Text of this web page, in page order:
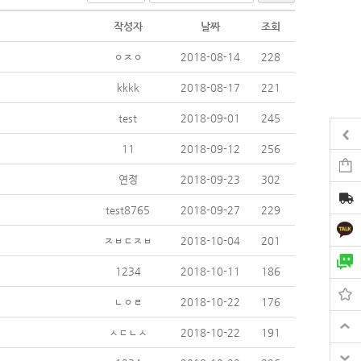
작성자 날짜 조회
ㅇㅈㅇ 2018-08-14 228
kkkk 2018-08-17 221
test 2018-09-01 245
11 2018-09-12 256
연정 2018-09-23 302
test8765 2018-09-27 229
ㅈㅂㄷㅈㅂ 2018-10-04 201
1234 2018-10-11 186
ㄴㅇㄹ 2018-10-22 176
ㅅㄷㄴㅅ 2018-10-22 191